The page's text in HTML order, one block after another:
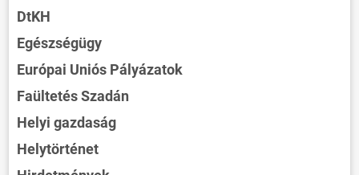
DtKH
Egészségügy
Európai Uniós Pályázatok
Faültetés Szadán
Helyi gazdaság
Helytörténet